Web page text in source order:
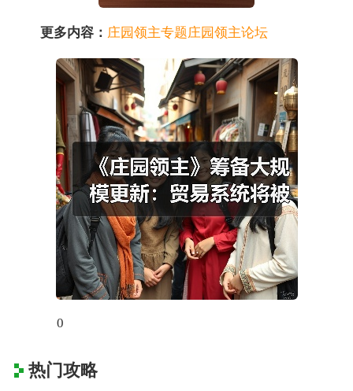
更多内容： 庄园领主专题庄园领主论坛
0
热门攻略